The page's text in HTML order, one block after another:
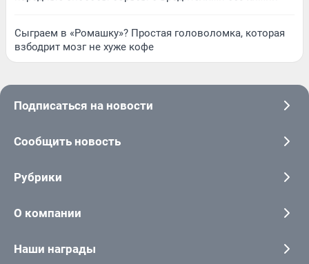
Сыграем в «Ромашку»? Простая головоломка, которая
взбодрит мозг не хуже кофе
Подписаться на новости
Сообщить новость
Рубрики
О компании
Наши награды